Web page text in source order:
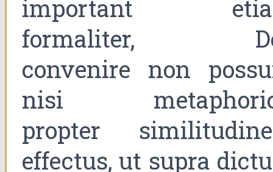
important
formaliter,
convenire non
nisi
propter
effectus, ut supra